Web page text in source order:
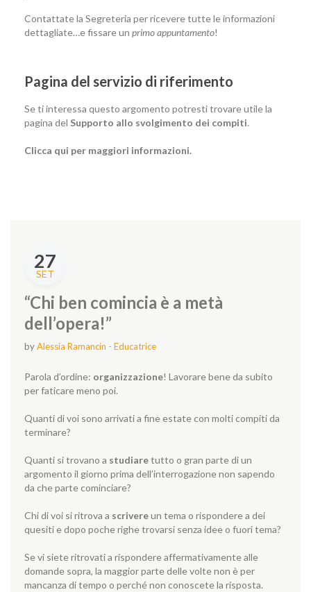
Contattate la Segreteria per ricevere tutte le informazioni
dettagliate…e fissare un primo appuntamento!
Pagina del servizio di riferimento
Se ti interessa questo argomento potresti trovare utile la
pagina del Supporto allo svolgimento dei compiti.
Clicca qui per maggiori informazioni.
27
SET
“Chi ben comincia è a metà
dell’opera!”
byAlessia Ramancin - Educatrice
Parola d’ordine: organizzazione! Lavorare bene da subito
per faticare meno poi.
Quanti di voi sono arrivati a fine estate con molti compiti da
terminare?
Quanti si trovano a studiaretutto o gran parte di un
argomento il giorno prima dell’interrogazione non sapendo
da che parte cominciare?
Chi di voi si ritrova a scrivereun tema o rispondere a dei
quesiti e dopo poche righe trovarsi senza idee o fuori tema?
Se vi siete ritrovati a rispondere affermativamente alle
domande sopra, la maggior parte delle volte non è per
mancanza di tempo o perché non conoscete la risposta.